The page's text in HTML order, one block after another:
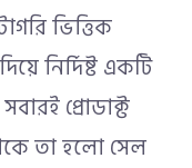
ভিত্তিক
নির্দিষ্ট একটি
প্রোডাক্ট
তা হলো সেল